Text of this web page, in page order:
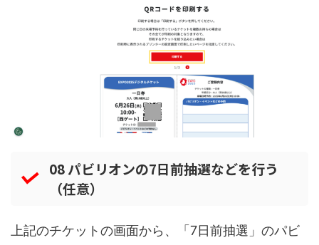
08 パビリオンの7日前抽選などを行う
（任意）
上記のチケットの画面から、「7日前抽選」のパビ